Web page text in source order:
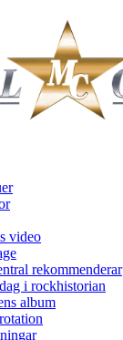
video
rekommenderar
i rockhistorian
album